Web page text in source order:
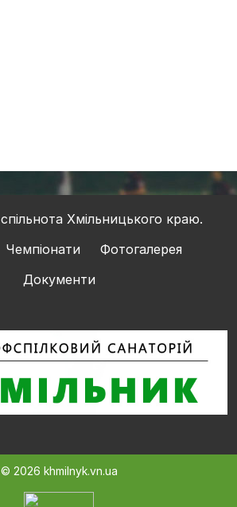
Чемпіонати
Фотогалерея
Документи
© 2026 khmilnyk.vn.ua